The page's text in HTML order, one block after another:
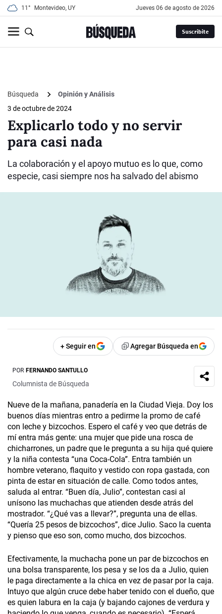
11° Montevideo, UY jueves 06 de agosto de 2026
Suscribite
Búsqueda
Opinión y Análisis
3 de octubre de 2024
Explicarlo todo y no servir
para casi nada
La colaboración y el apoyo mutuo es lo que, como
especie, casi siempre nos ha salvado del abismo
+ Seguir en Agregar Búsqueda en
POR FERNANDO SANTULLO
Columnista de Búsqueda
Nueve de la mañana, panadería en la Ciudad Vieja. Doy los
buenos días mientras entro a pedirme la promo de café
con leche y bizcochos. Espero el café y veo que detrás de
mí entra más gente: una mujer que pide una rosca de
chicharrones, un padre que le pregunta a su hija qué quiere
y la niña contesta “una Coca-Cola”. Entra también un
hombre veterano, flaquito y vestido con ropa gastada, con
pinta de estar en situación de calle. Como todos antes,
saluda al entrar. “Buen día, Julio”, contestan casi al
unísono las muchachas que atienden desde atrás del
mostrador. “¿Qué vas a llevar?”, pregunta una de ellas.
“Quería 25 pesos de bizcochos”, dice Julio. Saco la cuenta
y pienso que eso son, como mucho, dos bizcochos.
Efectivamente, la muchacha pone un par de bizcochos en
una bolsa transparente, los pesa y se los da a Julio, quien
le paga directamente a la chica en vez de pasar por la caja.
Intuyo que algún cruce debe haber tenido con el dueño, que
es quien labura en la caja (y bajando cajones de verdura y